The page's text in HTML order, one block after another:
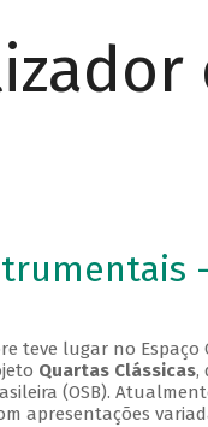
teve lugar no
Quartas Clássicas,
(OSB).
apresentações